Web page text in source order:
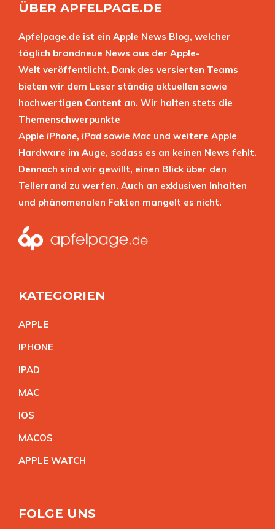
ÜBER APFELPAGE.DE
Apfelpage.de ist ein Apple News Blog, welcher
täglich brandneue News aus der Apple-
Welt veröffentlicht. Dank des versierten Teams
bieten wir dem Leser ständig aktuellen sowie
hochwertigen Content an. Wir halten stets die
Themenschwerpunkte
Apple iPhone, iPad sowie Mac und weitere Apple
Hardware im Auge, sodass es an keinen News fehlt.
Dennoch sind wir gewillt, einen Blick über den
Tellerrand zu werfen. Auch an exklusiven Inhalten
und phänomenalen Fakten mangelt es nicht.
KATEGORIEN
APPLE
IPHONE
IPAD
MAC
IOS
MACOS
APPLE WATCH
FOLGE UNS